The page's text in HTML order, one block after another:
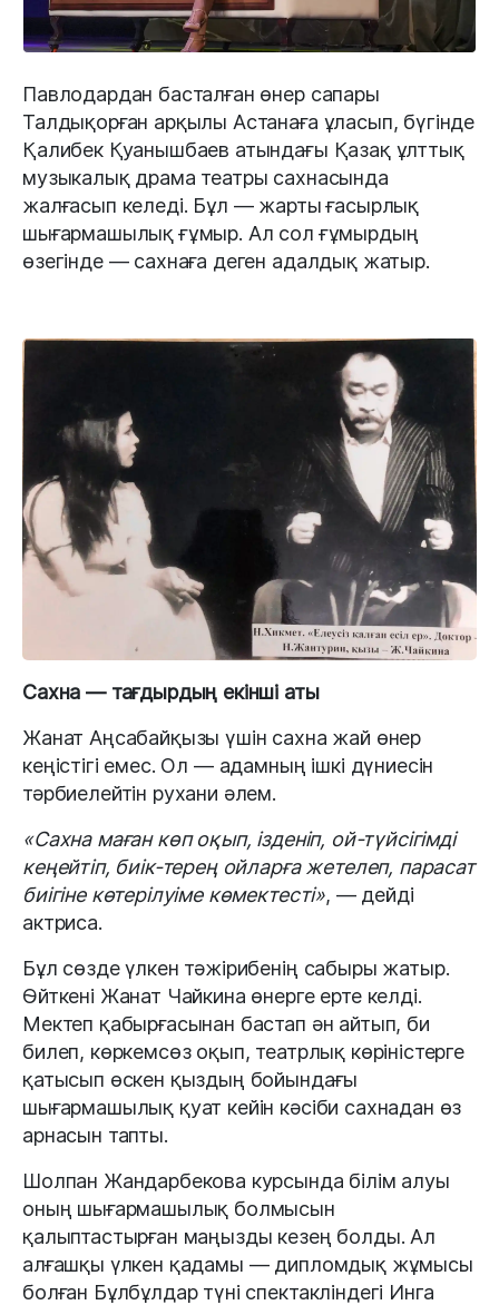
Павлодардан басталған өнер сапары
Талдықорған арқылы Астанаға ұласып, бүгінде
Қалибек Қуанышбаев атындағы Қазақ ұлттық
музыкалық драма театры сахнасында
жалғасып келеді. Бұл — жарты ғасырлық
шығармашылық ғұмыр. Ал сол ғұмырдың
өзегінде — сахнаға деген адалдық жатыр.
Сахна — тағдырдың екінші аты
Жанат Аңсабайқызы үшін сахна жай өнер
кеңістігі емес. Ол — адамның ішкі дүниесін
тәрбиелейтін рухани әлем.
«Сахна маған көп оқып, ізденіп, ой-түйсігімді
кеңейтіп, биік-терең ойларға жетелеп, парасат
биігіне көтерілуіме көмектесті», — дейді
актриса.
Бұл сөзде үлкен тәжірибенің сабыры жатыр.
Өйткені Жанат Чайкина өнерге ерте келді.
Мектеп қабырғасынан бастап ән айтып, би
билеп, көркемсөз оқып, театрлық көріністерге
қатысып өскен қыздың бойындағы
шығармашылық қуат кейін кәсіби сахнадан өз
арнасын тапты.
Шолпан Жандарбекова курсында білім алуы
оның шығармашылық болмысын
қалыптастырған маңызды кезең болды. Ал
алғашқы үлкен қадамы — дипломдық жұмысы
болған Бұлбұлдар түні спектакліндегі Инга